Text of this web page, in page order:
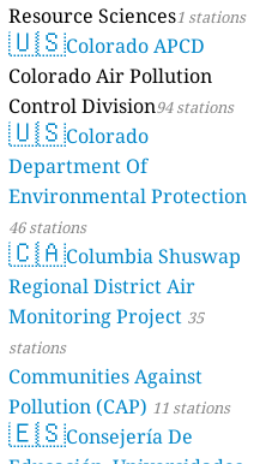
Resource Sciences1 stations
🇺🇸Colorado APCD
Colorado Air Pollution
Control Division94 stations
🇺🇸Colorado
Department Of
Environmental Protection
46 stations
🇨🇦Columbia Shuswap
Regional District Air
Monitoring Project 35
stations
Communities Against
Pollution (CAP) 11 stations
🇪🇸Consejería De